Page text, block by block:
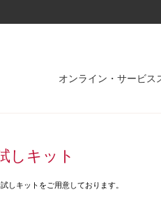
オンライン・サービス
しキット
しキットをご用意しております。